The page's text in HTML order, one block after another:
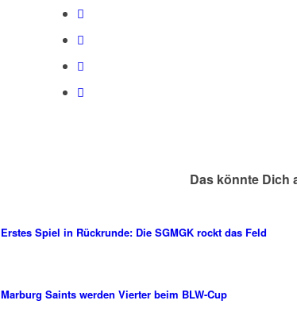
Das könnte Dich
Erstes Spiel in Rückrunde: Die SGMGK rockt das Feld
Marburg Saints werden Vierter beim BLW-Cup